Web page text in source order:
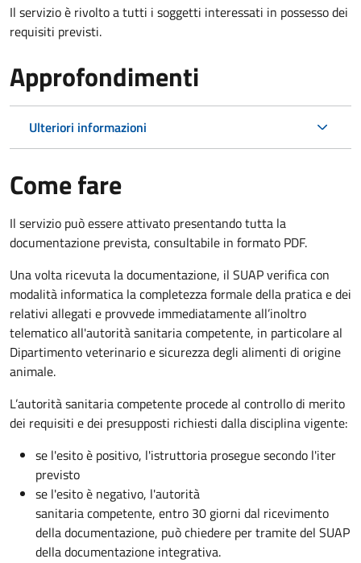
Il servizio è rivolto a tutti i soggetti interessati in possesso dei
requisiti previsti.
Approfondimenti
Ulteriori informazioni
Come fare
Il servizio può essere attivato presentando tutta la
documentazione prevista, consultabile in formato PDF.
Una volta ricevuta la documentazione, il SUAP verifica con
modalità informatica la completezza formale della pratica e dei
relativi allegati e provvede immediatamente all’inoltro
telematico all'autorità sanitaria competente, in particolare al
Dipartimento veterinario e sicurezza degli alimenti di origine
animale.
L’autorità sanitaria competente procede al controllo di merito
dei requisiti e dei presupposti richiesti dalla disciplina vigente:
se l'esito è positivo, l'istruttoria prosegue secondo l'iter
previsto
se l'esito è negativo, l'autorità
sanitaria competente, entro 30 giorni dal ricevimento
della documentazione, può chiedere per tramite del SUAP
della documentazione integrativa.